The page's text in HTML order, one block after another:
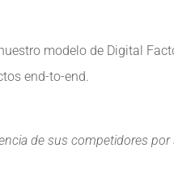
modelo de Digital
end-to-end.
de sus competidores